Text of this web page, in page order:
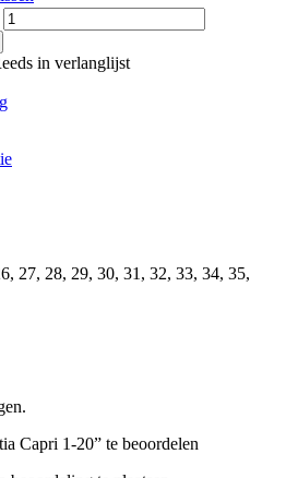
in verlanglijst
27, 28, 29, 30, 31, 32, 33, 34, 35,
Capri 1-20” te beoordelen